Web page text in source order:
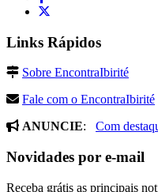
Links Rápidos
Sobre EncontraIbirité
Fale com o EncontraIbirité
ANUNCIE: Com
Novidades por e-mail
Receba grátis as principais